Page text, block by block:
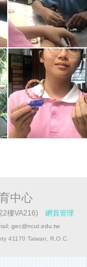
中心
2樓VA216) 網頁管理
gec@ncut.edu.tw
41170 Taiwan, R.O.C.